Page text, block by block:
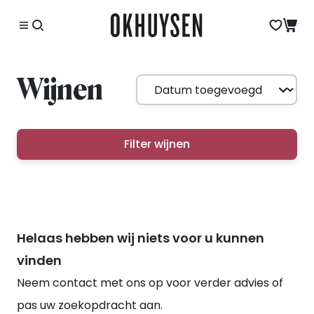
Wijnen
Filter wijnen
Helaas hebben wij niets voor u kunnen
vinden
Neem contact met ons op voor verder advies of
pas uw zoekopdracht aan.